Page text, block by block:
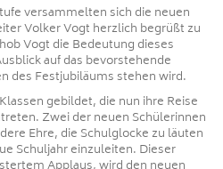
versammelten sich die neuen
Volker Vogt herzlich begrüßt zu
Vogt die Bedeutung dieses
auf das bevorstehende
des Festjubiläums stehen wird.
gebildet, die nun ihre Reise
Zwei der neuen Schülerinnen
Ehre, die Schulglocke zu läuten
Schuljahr einzuleiten. Dieser